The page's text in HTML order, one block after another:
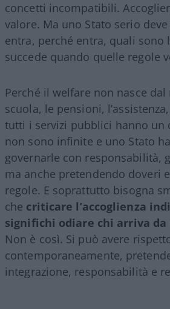
concetti incompatibili.
valore. Ma uno Stato serio
entra, perché entra, quali sono
succede quando quelle regole
Perché il welfare non nasce
scuola, le pensioni,
tutti i servizi pubblici hanno un
non sono infinite e uno Stato
governarle con responsabilità,
ma anche pretendendo doveri
regole. E soprattutto bisogna
che criticare l’accoglienza
significhi odiare chi arriva da
Non è così. Si può avere
contemporaneamente,
integrazione, responsabilità e